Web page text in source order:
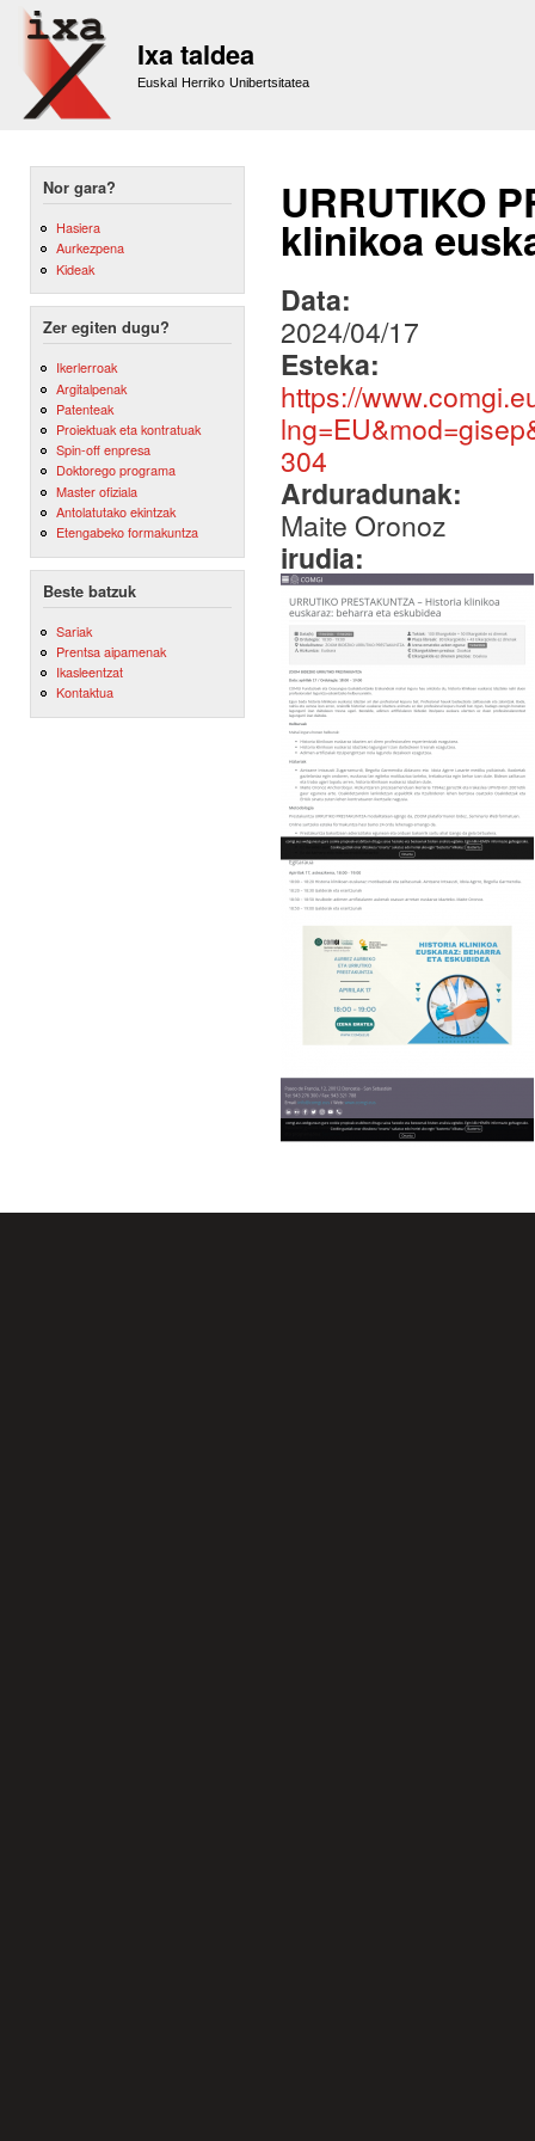
Ixa taldea
Euskal Herriko Unibertsitatea
Nor gara?
Hasiera
Aurkezpena
Kideak
Zer egiten dugu?
Ikerlerroak
Argitalpenak
Patenteak
Proiektuak eta kontratuak
Spin-off enpresa
Doktorego programa
Master ofiziala
Antolatutako ekintzak
Etengabeko formakuntza
Beste batzuk
Sariak
Prentsa aipamenak
Ikasleentzat
Kontaktua
URRUTIKO
klinikoa
Data:
2024/04/17
Esteka:
https://
304
Arduradunak:
Maite Oronoz
irudia: